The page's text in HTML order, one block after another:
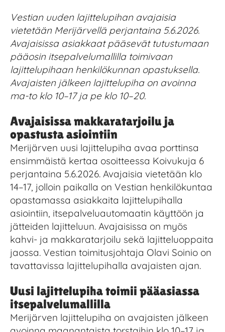
Vestian uuden lajittelupihan avajaisia
vietetään Merijärvellä perjantaina 5.6.2026.
Avajaisissa asiakkaat pääsevät tutustumaan
pääosin itsepalvelumallilla toimivaan
lajittelupihaan henkilökunnan opastuksella.
Avajaisten jälkeen lajittelupiha on avoinna
ma-to klo 10–17 ja pe klo 10–20.
Avajaisissa makkaratarjoilu ja
opastusta asiointiin
Merijärven uusi lajittelupiha avaa porttinsa
ensimmäistä kertaa osoitteessa Koivukuja 6
perjantaina 5.6.2026. Avajaisia vietetään klo
14–17, jolloin paikalla on Vestian henkilökuntaa
opastamassa asiakkaita lajittelupihalla
asiointiin, itsepalveluautomaatin käyttöön ja
jätteiden lajitteluun. Avajaisissa on myös
kahvi- ja makkaratarjoilu sekä lajitteluoppaita
jaossa. Vestian toimitusjohtaja Olavi Soinio on
tavattavissa lajittelupihalla avajaisten ajan.
Uusi lajittelupiha toimii pääasiassa
itsepalvelumallilla
Merijärven lajittelupiha on avajaisten jälkeen